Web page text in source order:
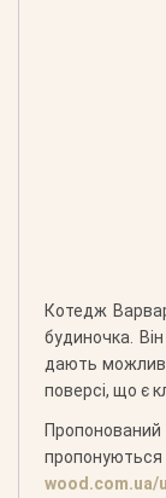
Котедж
будиночка.
дають
поверсі, що є
wood.com.ua/